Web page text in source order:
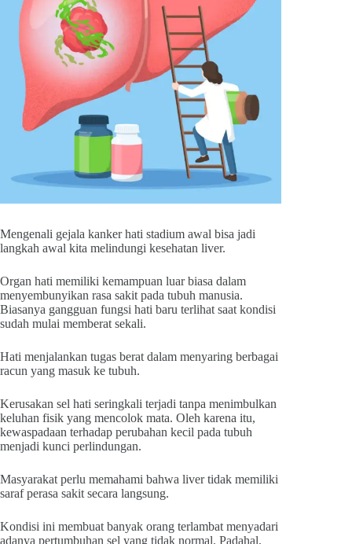
Mengenali gejala kanker hati stadium awal bisa jadi
langkah awal kita melindungi kesehatan liver.
Organ hati memiliki kemampuan luar biasa dalam
menyembunyikan rasa sakit pada tubuh manusia.
Biasanya gangguan fungsi hati baru terlihat saat kondisi
sudah mulai memberat sekali.
Hati menjalankan tugas berat dalam menyaring berbagai
racun yang masuk ke tubuh.
Kerusakan sel hati seringkali terjadi tanpa menimbulkan
keluhan fisik yang mencolok mata. Oleh karena itu,
kewaspadaan terhadap perubahan kecil pada tubuh
menjadi kunci perlindungan.
Masyarakat perlu memahami bahwa liver tidak memiliki
saraf perasa sakit secara langsung.
Kondisi ini membuat banyak orang terlambat menyadari
adanya pertumbuhan sel yang tidak normal. Padahal,